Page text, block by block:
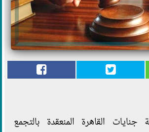
القاهرة المنعقدة بالتجمع